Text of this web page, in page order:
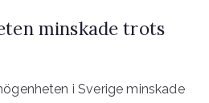
minskade trots
i Sverige minskade